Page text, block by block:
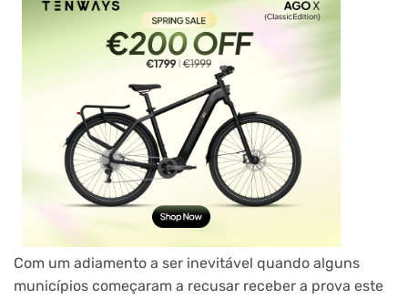
Com um adiamento a ser inevitável quando alguns
municípios começaram a recusar receber a prova este